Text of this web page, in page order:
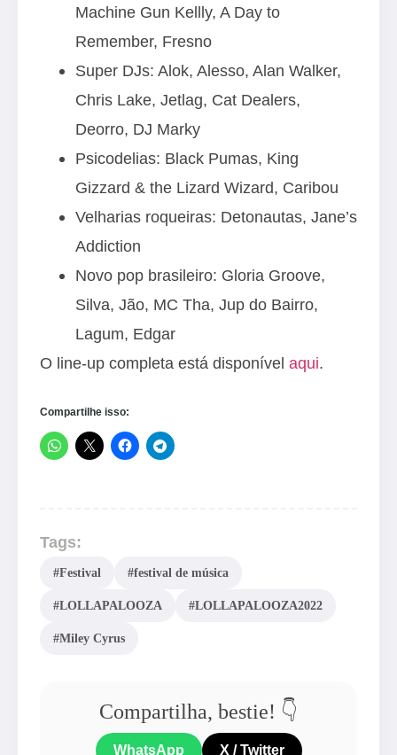
Machine Gun Kellly, A Day to
Remember, Fresno
Super DJs: Alok, Alesso, Alan Walker,
Chris Lake, Jetlag, Cat Dealers,
Deorro, DJ Marky
Psicodelias: Black Pumas, King
Gizzard & the Lizard Wizard, Caribou
Velharias roqueiras: Detonautas, Jane’s
Addiction
Novo pop brasileiro: Gloria Groove,
Silva, Jão, MC Tha, Jup do Bairro,
Lagum, Edgar
O line-up completa está disponível aqui.
Compartilhe isso:
Tags:
#Festival #festival de música
#LOLLAPALOOZA #LOLLAPALOOZA2022
#Miley Cyrus
Compartilha, bestie! 👇
WhatsApp X / Twitter